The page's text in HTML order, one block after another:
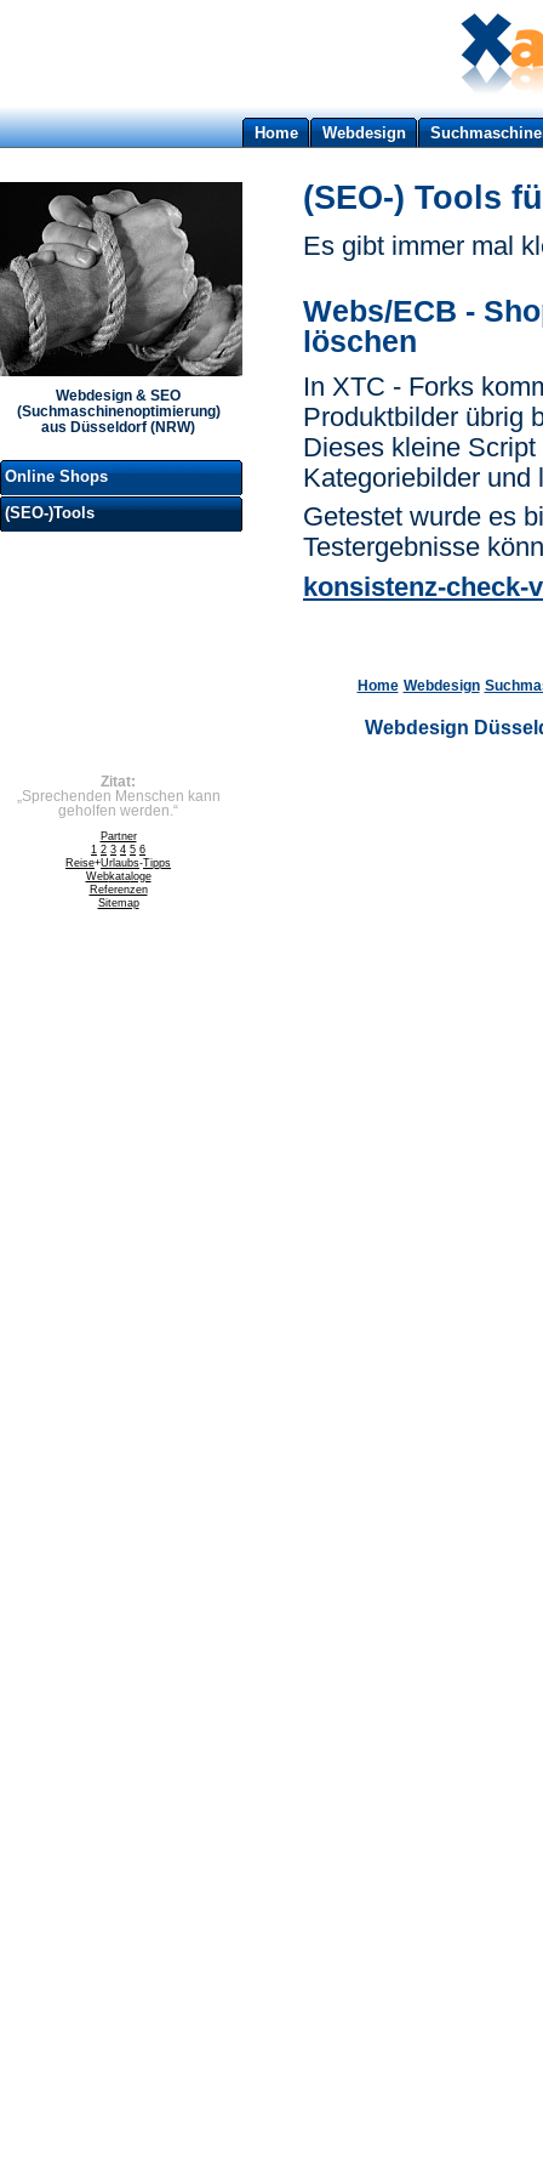
(SEO-) Tools
Es gibt immer mal
Webs/ECB -
löschen
In XTC - Forks
Produktbilder übrig
Dieses kleine
Kategoriebilder und
Getestet wurde es
Testergebnisse
konsistenz-check-
Home Webdesign
Webdesign
Webdesign & SEO
(Suchmaschinenoptimierung)
aus Düsseldorf (NRW)
Online Shops
(SEO-)Tools
Zitat:
„Sprechenden Menschen kann
geholfen werden.“
Partner
1 2 3 4 5 6
Reise+Urlaubs-Tipps
Webkataloge
Referenzen
Sitemap
Home Webdesign